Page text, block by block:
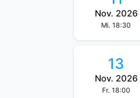
Nov. 2026
Mi. 18:30
13
Nov. 2026
Fr. 18:00